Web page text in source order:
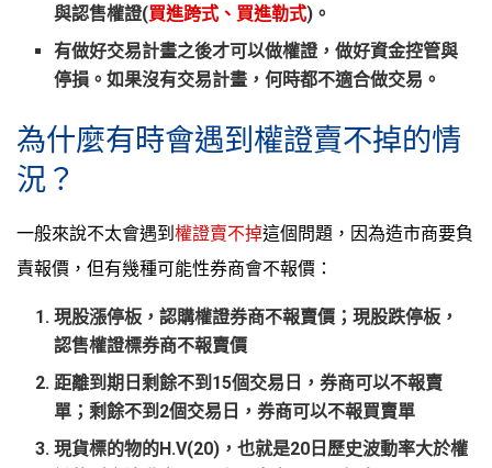
與認售權證(買進跨式、買進勒式)。
有做好交易計畫之後才可以做權證，做好資金控管與
停損。如果沒有交易計畫，何時都不適合做交易。
為什麼有時會遇到權證賣不掉的情
況？
一般來說不太會遇到權證賣不掉這個問題，因為造市商要負
責報價，但有幾種可能性券商會不報價：
現股漲停板，認購權證券商不報賣價；現股跌停板，
認售權證標券商不報賣價
距離到期日剩餘不到15個交易日，券商可以不報賣
單；剩餘不到2個交易日，券商可以不報買賣單
現貨標的物的H.V(20)，也就是20日歷史波動率大於權